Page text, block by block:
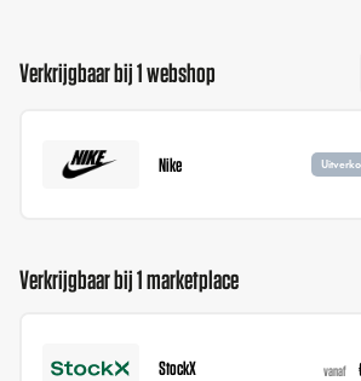
Verkrijgbaar bij 1 webshop
Nike
Verkrijgbaar bij 1 marketplace
StockX vanaf